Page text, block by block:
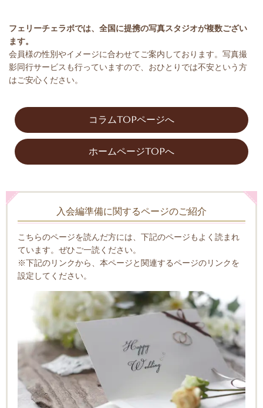
フェリーチェラボでは、全国に提携の写真スタジオが複数ござい
ます。
会員様の性別やイメージに合わせてご案内しております。写真撮
影同行サービスも行っていますので、おひとりでは不安という方
はご安心ください。
コラムTOPページへ
ホームページTOPへ
入会編準備に関するページのご紹介
こちらのページを読んだ方には、下記のページもよく読まれ
ています。ぜひご一読ください。
※下記のリンクから、本ページと関連するページのリンクを
設定してください。